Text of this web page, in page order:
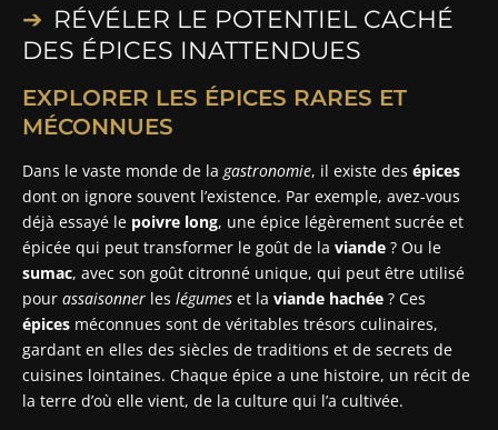
RÉVÉLER LE POTENTIEL CACHÉ
DES ÉPICES INATTENDUES
EXPLORER LES ÉPICES RARES ET
MÉCONNUES
Dans le vaste monde de la gastronomie, il existe des épices
dont on ignore souvent l’existence. Par exemple, avez-vous
déjà essayé le poivre long, une épice légèrement sucrée et
épicée qui peut transformer le goût de la viande ? Ou le
sumac, avec son goût citronné unique, qui peut être utilisé
pour assaisonner les légumes et la viande hachée ? Ces
épices méconnues sont de véritables trésors culinaires,
gardant en elles des siècles de traditions et de secrets de
cuisines lointaines. Chaque épice a une histoire, un récit de
la terre d’où elle vient, de la culture qui l’a cultivée.